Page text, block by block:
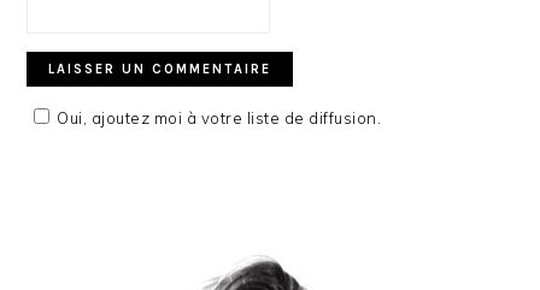
Oui, ajoutez moi à votre liste de diffusion.